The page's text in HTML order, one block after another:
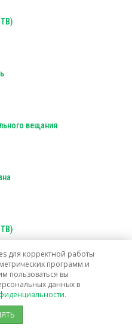
вещания
для корректной работы
программ и
пользоваться вы
данных в